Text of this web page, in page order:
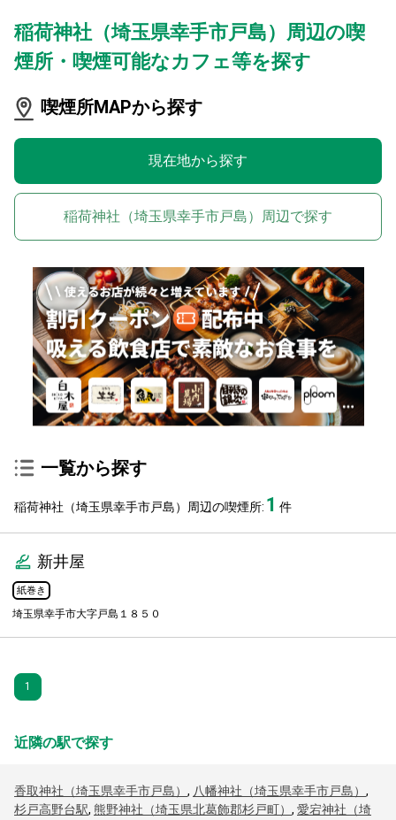
稲荷神社（埼玉県幸手市戸島）周辺の喫
煙所・喫煙可能なカフェ等を探す
喫煙所MAPから探す
現在地から探す
稲荷神社（埼玉県幸手市戸島）周辺で探す
一覧から探す
稲荷神社（埼玉県幸手市戸島）周辺の喫煙所: 1 件
新井屋
紙巻き
埼玉県幸手市大字戸島１８５０
1
近隣の駅で探す
香取神社（埼玉県幸手市戸島） , 八幡神社（埼玉県幸手市戸島） ,
杉戸高野台駅, 熊野神社（埼玉県北葛飾郡杉戸町） , 愛宕神社（埼